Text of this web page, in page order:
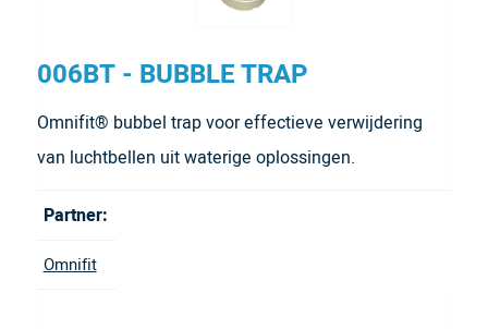
006BT - BUBBLE TRAP
Omnifit® bubbel trap voor effectieve verwijdering
van luchtbellen uit waterige oplossingen.
Partner:
Omnifit